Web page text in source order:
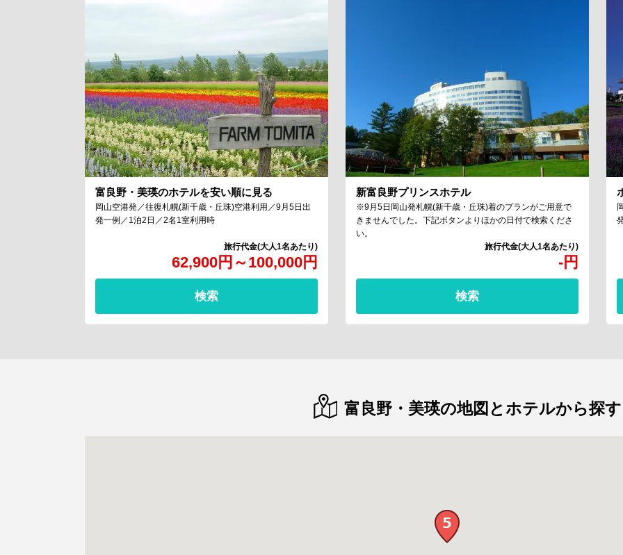
富良野・美瑛のホテルを安い順に見る
62,900円 ～100,000円
岡山空港発／往復札幌(新千歳・丘珠)空港利用／9月5日出
発一例／1泊2日／2名1室利用時
検索
新富良野プリンスホテル
-円
※9月5日岡山発札幌(新千歳・丘珠)着のプランがご用意で
きませんでした。下記ボタンよりほかの日付で検索くださ
い。
検索
富良野・美瑛の地図とホテルから探す